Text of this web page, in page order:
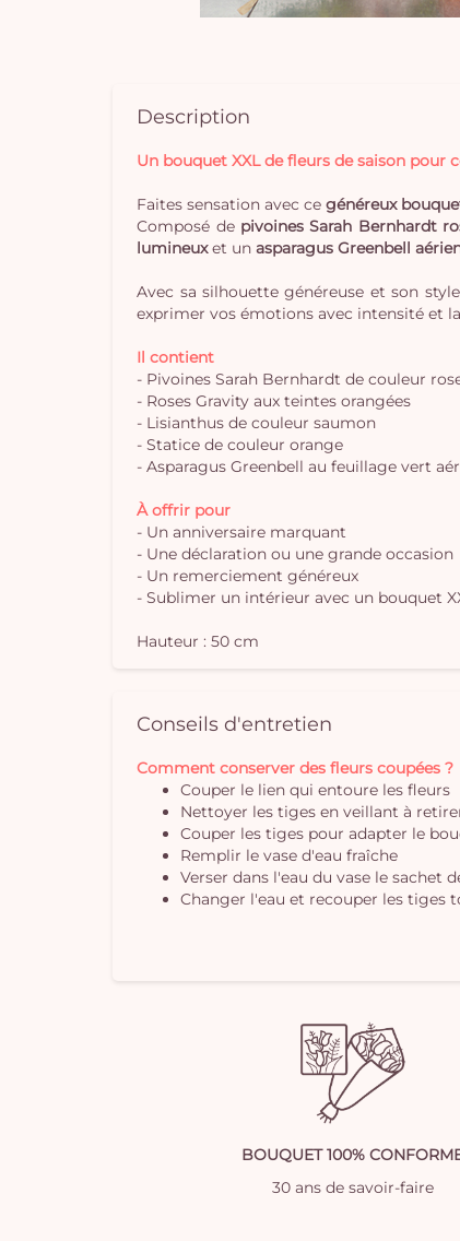
Description
Un bouquet XXL de fleurs de saison pour
Faites sensation avec cegénéreux
Composé de pivoines Sarah Bernhardt
lumineuxet unasparagus Greenbell
Avec sa silhouette généreuse et son
exprimer vos émotions avec intensité et
Il contient
- Pivoines Sarah Bernhardt de couleur
- Roses Gravity aux teintes orangées
- Lisianthus de couleur saumon
- Statice de couleur orange
- Asparagus Greenbell au feuillage vert
À offrir pour
- Un anniversaire marquant
- Une déclaration ou une grande occasion
- Un remerciement généreux
- Sublimer un intérieur avec un bouquet
Hauteur : 50 cm
Conseils d'entretien
Comment conserver des fleurs coupées ?
Couper le lien qui entoure les fleurs
Nettoyer les tiges en veillant à
Couper les tiges pour adapter le
Remplir le vase d'eau fraîche
Verser dans l'eau du vase le sachet
Changer l'eau et recouper les tiges
BOUQUET 100%
30 ans de savoir-faire